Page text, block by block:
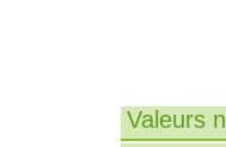
Valeurs